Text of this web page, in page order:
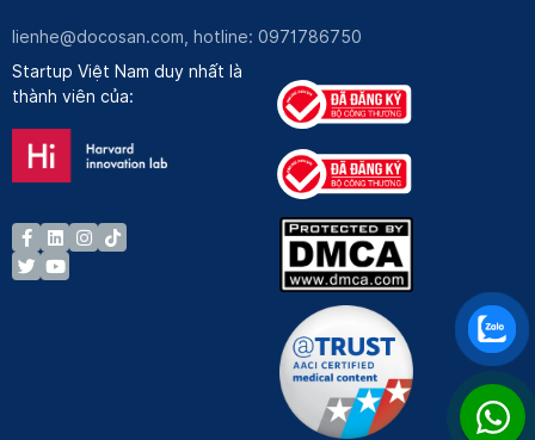
lienhe@docosan.com , hotline: 0971786750
Startup Việt Nam duy nhất là
thành viên của: